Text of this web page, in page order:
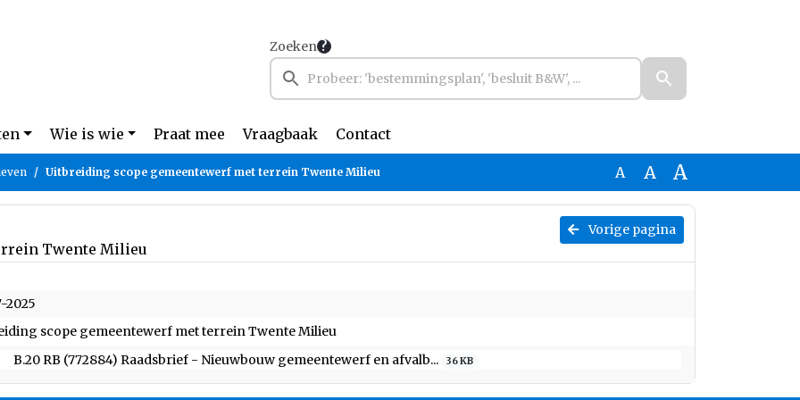
Zoeken
Wie is wie Praat mee Vraagbaak Contact
Uitbreiding scope gemeentewerf met terrein Twente Milieu A A A
Vorige pagina
Twente Milieu
2025
scope gemeentewerf met terrein Twente Milieu
B.20 RB (772884) Raadsbrief - Nieuwbouw gemeentewerf en afvalb... 36 KB